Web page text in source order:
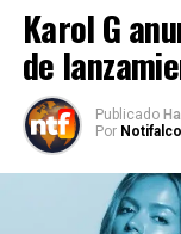
Karol G
de
Publicado
Por